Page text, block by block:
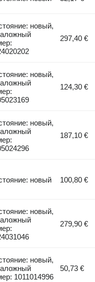
новый,
297,40 €
новый,
124,30 €
новый,
187,10 €
новый 100,80 €
новый,
279,90 €
новый,
1011014996
50,73 €